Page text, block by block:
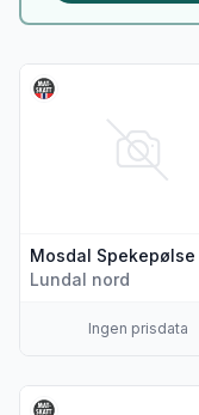
Lundal nord
Ingen prisdata
Vis flere detaljer
Vis flere detaljer